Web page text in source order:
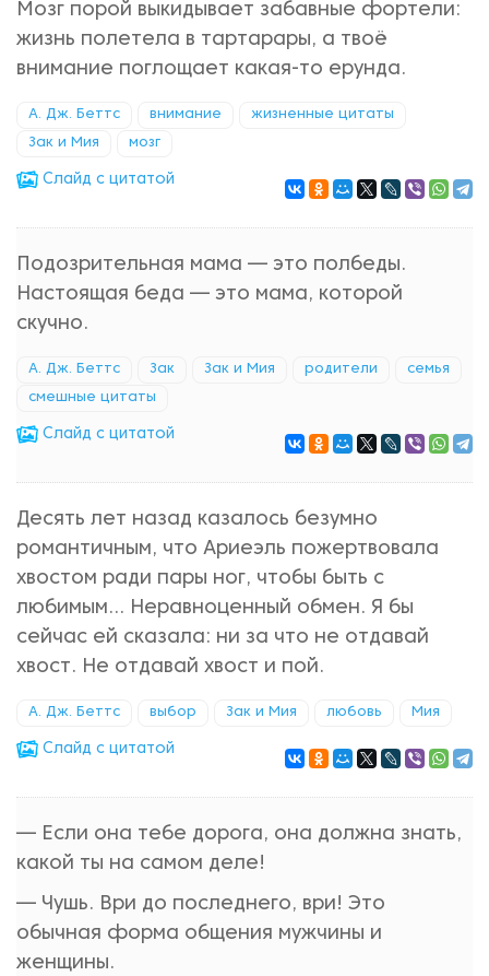
Мозг порой выкидывает забавные фортели:
жизнь полетела в тартарары, а твоё
внимание поглощает какая-то ерунда.
А. Дж. Беттс внимание жизненные цитаты
Зак и Мия мозг
Cлайд с цитатой
Подозрительная мама — это полбеды.
Настоящая беда — это мама, которой
скучно.
А. Дж. Беттс Зак Зак и Мия родители семья
смешные цитаты
Cлайд с цитатой
Десять лет назад казалось безумно
романтичным, что Ариеэль пожертвовала
хвостом ради пары ног, чтобы быть с
любимым… Неравноценный обмен. Я бы
сейчас ей сказала: ни за что не отдавай
хвост. Не отдавай хвост и пой.
А. Дж. Беттс выбор Зак и Мия любовь Мия
Cлайд с цитатой
— Если она тебе дорога, она должна знать,
какой ты на самом деле!
— Чушь. Ври до последнего, ври! Это
обычная форма общения мужчины и
женщины.